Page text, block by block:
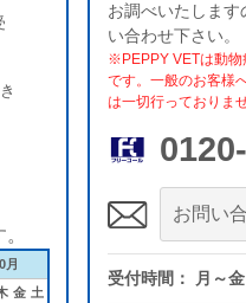
月
金 土
お調べいたします
い合わせ下さい。
※PEPPY VETは動物
です。一般のお客様
は一切行っておりませ
お問い
受付時間： 月～